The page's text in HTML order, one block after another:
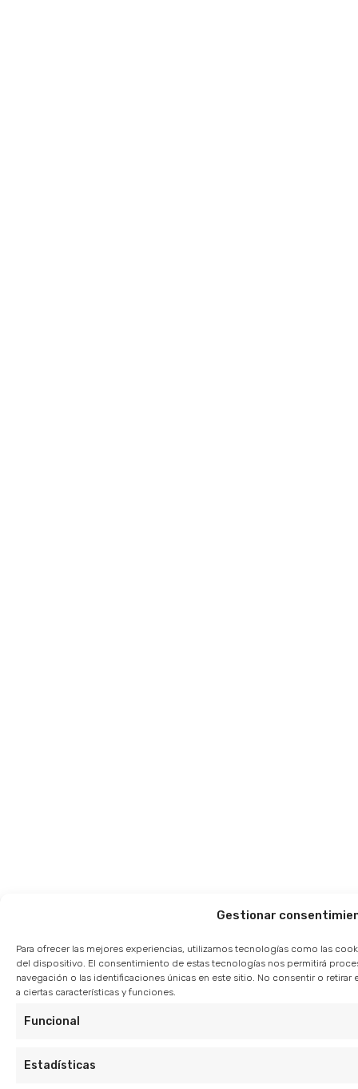
Gestionar
Para ofrecer las mejores experiencias, utilizamos tecnologías como las
del dispositivo. El consentimiento de estas tecnologías nos permitirá
navegación o las identificaciones únicas en este sitio. No consentir o
a ciertas características y funciones.
Funcional
Estadísticas